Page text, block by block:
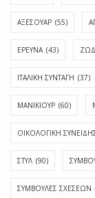
ΑΞΕΣΟΥΑΡ (55)
ΕΡΕΥΝΑ (43)
ΙΤΑΛΙΚΗ ΣΥΝΤΑΓΗ (37)
ΜΑΝΙΚΙΟΥΡ (60)
ΟΙΚΟΛΟΓΙΚΗ
ΣΤΥΛ (90)
ΣΥΜΒΟΥΛΕΣ ΣΧΕΣΕΩΝ